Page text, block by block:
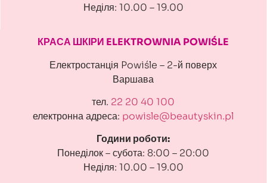
Неділя: 10.00 – 19.00
КРАСА ШКІРИ ELEKTROWNIA POWIŚLE
Електростанція Powiśle – 2-й поверх
Варшава
тел. 22 20 40 100
електронна адреса: powisle@beautyskin.pl
Години роботи:
Понеділок – субота: 8:00 – 20:00
Неділя: 10.00 – 19.00